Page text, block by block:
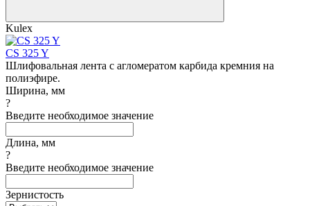
Kulex
CS 325 Y
Шлифовальная лента с агломератом карбида кремния на
полиэфире.
Ширина, мм
?
Введите необходимое значение
Длина, мм
?
Введите необходимое значение
Зернистость